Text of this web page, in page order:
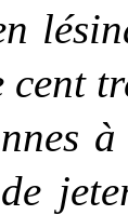
cent